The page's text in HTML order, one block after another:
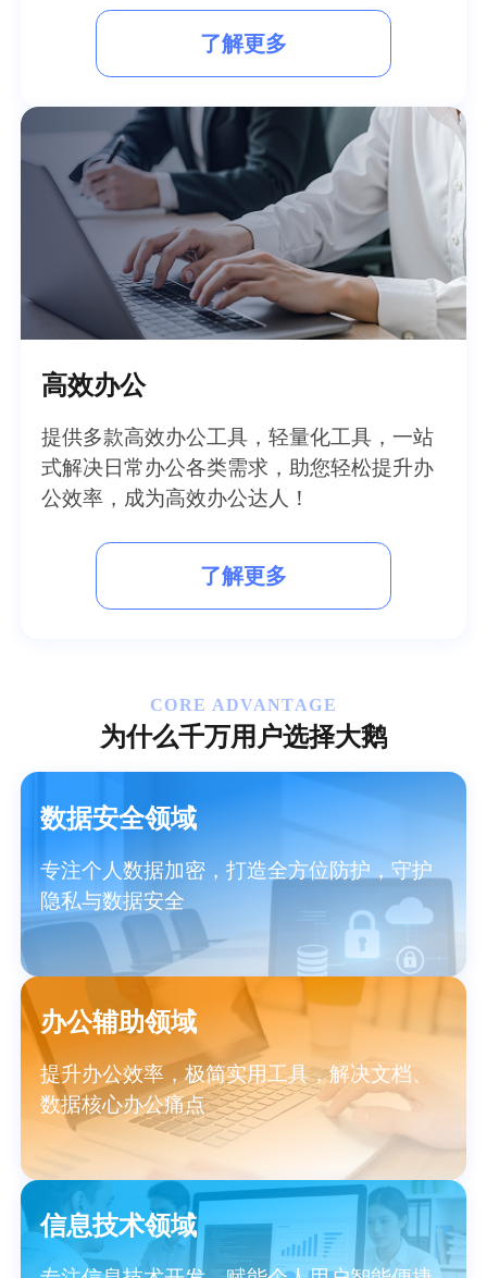
了解更多
高效办公
提供多款高效办公工具，轻量化工具，一站
式解决日常办公各类需求，助您轻松提升办
公效率，成为高效办公达人！
了解更多
CORE ADVANTAGE
为什么千万用户选择大鹅
数据安全领域
专注个人数据加密，打造全方位防护，守护
隐私与数据安全
办公辅助领域
提升办公效率，极简实用工具，解决文档、
数据核心办公痛点
信息技术领域